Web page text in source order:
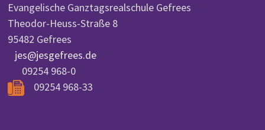
Evangelische Ganztagsrealschule Gefrees
Theodor-Heuss-Straße 8
95482 Gefrees
jes@jesgefrees.de
09254 968-0
09254 968-33